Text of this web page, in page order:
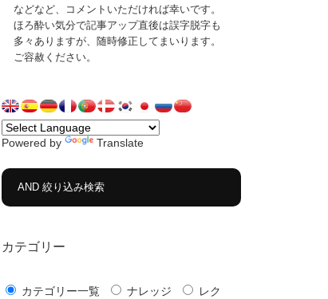
などなど、コメントいただければ幸いです。
ほろ酔い気分で記事アップ直後は誤字脱字も
多々ありますが、随時修正してまいります。
ご容赦ください。
Powered by Translate
AND 絞り込み検索
カテゴリー
カテゴリー一覧 ナレッジ レク